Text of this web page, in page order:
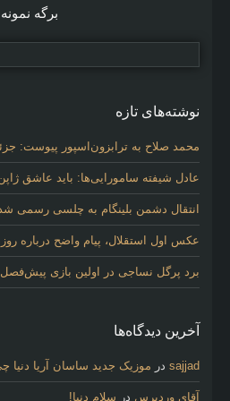
برگه نمونه
نوشته‌های تازه
محمد صلاح به ترابزون‌اسپور پیوست:
عادل شیفته سامورایی‌ها: باید عاشق
انتقال دشمن بلینگام به چلسی رسمی
عکس اول استقلال، پیام واضح درباره
برد پرگل نساجی در اولین بازی پیش‌فصل
آخرین دیدگاه‌ها
sajjad در موزیک جدید ساسان آریا دنیا
آقای وردپرس در سلام دنیا!